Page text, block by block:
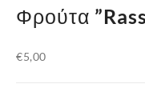
Φρούτα
€5,00